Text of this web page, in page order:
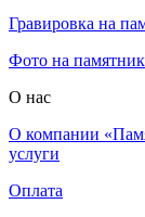
Гравировка на
Фото на памятник
О нас
О компании
услуги
Оплата